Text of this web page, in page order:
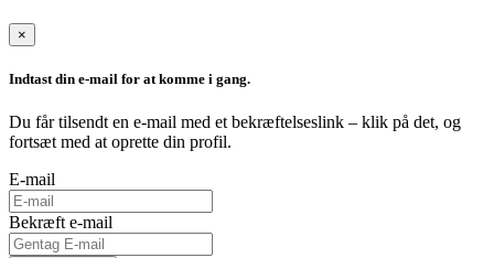
×
Indtast din e-mail for at komme i gang.
Du får tilsendt en e-mail med et bekræftelseslink – klik på det, og
fortsæt med at oprette din profil.
E-mail
Bekræft e-mail